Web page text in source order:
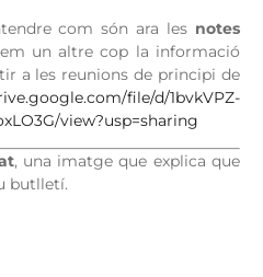
com són ara les notes
un altre cop la informació
a les reunions de principi de
file/d/1bvkVPZ-
view?usp=sharing
, una imatge que explica que
butlletí.